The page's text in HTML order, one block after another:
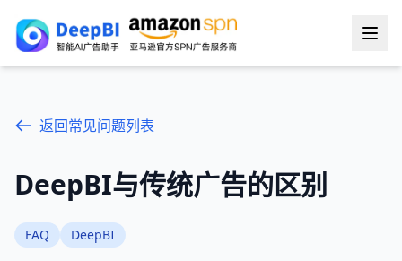
返回常见问题列表
DeepBI与传统广告的区别
FAQ DeepBI